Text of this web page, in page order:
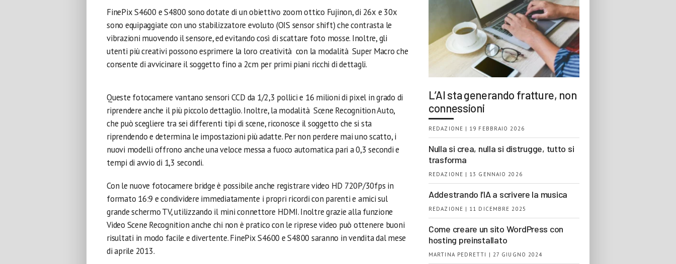
FinePix S4600 e S4800 sono dotate di un obiettivo zoom ottico Fujinon, di 26x e 30x
sono equipaggiate con uno stabilizzatore evoluto (OIS sensor shift) che contrasta le
vibrazioni muovendo il sensore, ed evitando così di scattare foto mosse. Inoltre, gli
utenti più creativi possono esprimere la loro creatività con la modalità Super Macro che
consente di avvicinare il soggetto fino a 2cm per primi piani ricchi di dettagli.
Queste fotocamere vantano sensori CCD da 1/2,3 pollici e 16 milioni di pixel in grado di
riprendere anche il più piccolo dettaglio. Inoltre, la modalità Scene Recognition Auto,
che può scegliere tra sei differenti tipi di scene, riconosce il soggetto che si sta
riprendendo e determina le impostazioni più adatte. Per non perdere mai uno scatto, i
nuovi modelli offrono anche una veloce messa a fuoco automatica pari a 0,3 secondi e
tempi di avvio di 1,3 secondi.
Con le nuove fotocamere bridge è possibile anche registrare video HD 720P/30fps in
formato 16:9 e condividere immediatamente i propri ricordi con parenti e amici sul
grande schermo TV, utilizzando il mini connettore HDMI. Inoltre grazie alla funzione
Video Scene Recognition anche chi non è pratico con le riprese video può ottenere buoni
risultati in modo facile e divertente. FinePix S4600 e S4800 saranno in vendita dal mese
di aprile 2013.
L’AI sta generando fratture, non
connessioni
REDAZIONE | 19 FEBBRAIO 2026
Nulla si crea, nulla si distrugge, tutto si
trasforma
REDAZIONE | 13 GENNAIO 2026
Addestrando l’IA a scrivere la musica
REDAZIONE | 11 DICEMBRE 2025
Come creare un sito WordPress con
hosting preinstallato
MARTINA PEDRETTI | 27 GIUGNO 2024